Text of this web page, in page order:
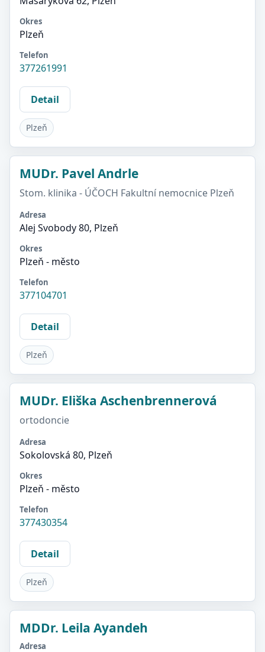
Okres
Plzeň
Telefon
377261991
Detail
Plzeň
MUDr. Pavel Andrle
Stom. klinika - ÚČOCH Fakultní nemocnice Plzeň
Adresa
Alej Svobody 80, Plzeň
Okres
Plzeň - město
Telefon
377104701
Detail
Plzeň
MUDr. Eliška Aschenbrennerová
ortodoncie
Adresa
Sokolovská 80, Plzeň
Okres
Plzeň - město
Telefon
377430354
Detail
Plzeň
MDDr. Leila Ayandeh
Adresa